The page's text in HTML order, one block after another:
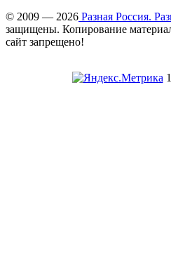
© 2009 — 2026 Разная Россия.
защищены. Копирование
сайт запрещено!